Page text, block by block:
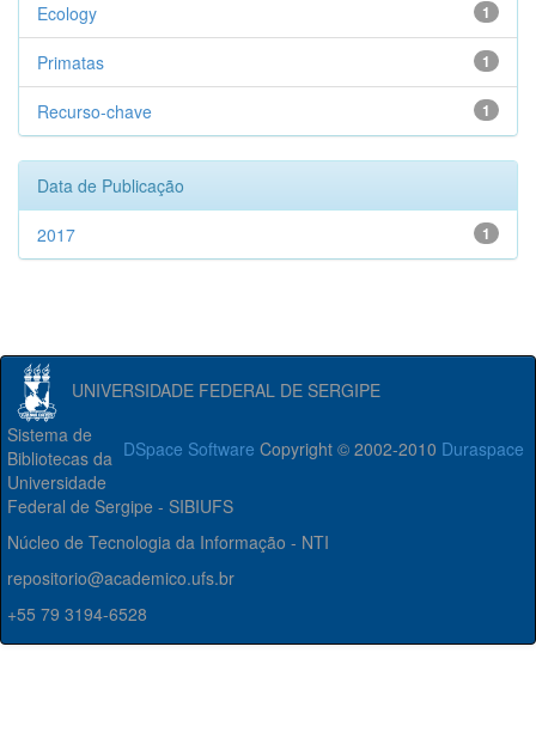
1
Ecology
1
Primatas
1
Recurso-chave
Data de Publicação
1
2017
UNIVERSIDADE FEDERAL DE SERGIPE
DSpace Software Copyright © 2002-2010 Duraspace
Sistema de
Bibliotecas da
Universidade
Federal de Sergipe - SIBIUFS
Núcleo de Tecnologia da Informação - NTI
repositorio@academico.ufs.br
+55 79 3194-6528